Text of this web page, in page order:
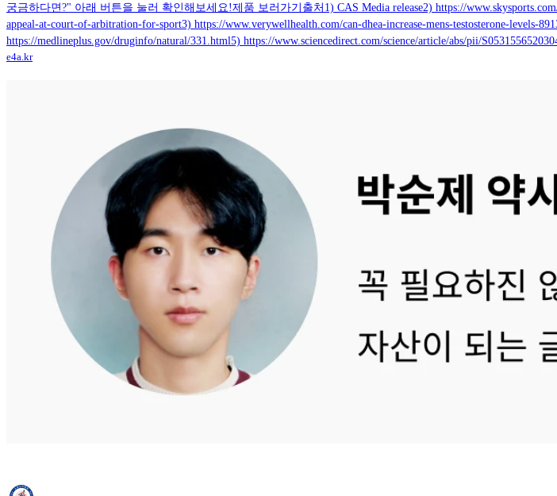
궁금하다면?" 아래 버튼을 눌러 확인해보세요!제품 보러가기출처1) CAS Media release2) https://
appeal-at-court-of-arbitration-for-sport3) https://www.verywellhealth.com/can-dhea-increase-mens-testosterone-levels-
https://medlineplus.gov/druginfo/natural/331.html5) https://www.sciencedirect.com/science/article/abs/pii/
e4a.kr